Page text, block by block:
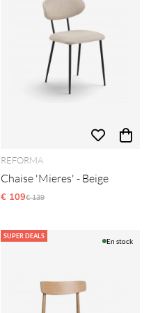
REFORMA
Chaise 'Mieres' - Beige
€ 109Prix régulier:
€ 139
SUPER DEALS
En stock